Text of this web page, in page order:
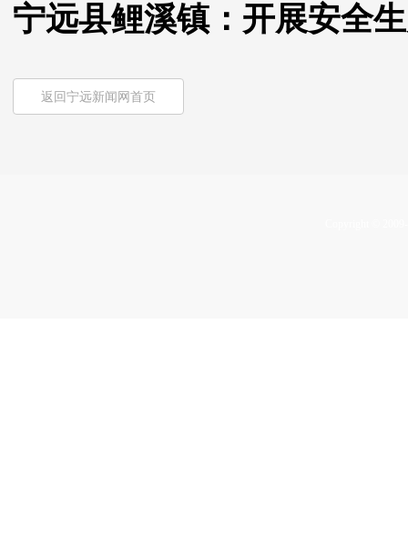
宁远县鲤溪镇：开展安全
返回宁远新闻网首页